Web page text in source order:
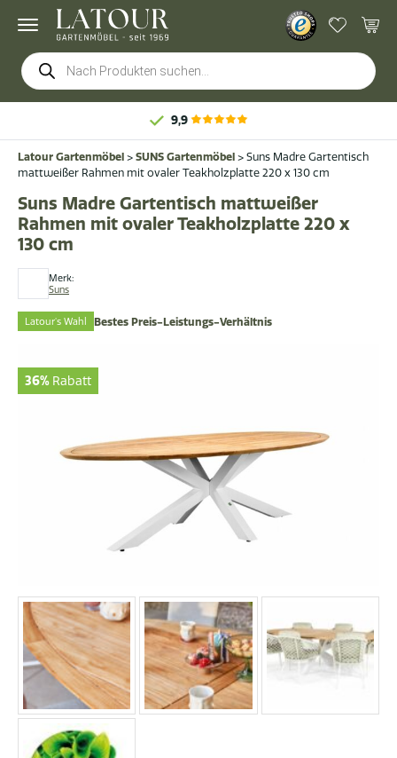
Products
search
Latour Gartenmöbel > SUNS Gartenmöbel > Suns Madre Gartentisch
mattweißer Rahmen mit ovaler Teakholzplatte 220 x 130 cm
Merk:
Suns
Suns Madre Gartentisch mattweißer
Rahmen mit ovaler Teakholzplatte 220 x
130 cm
Latour's Wahl Bestes Preis-Leistungs-Verhältnis
36% Rabatt